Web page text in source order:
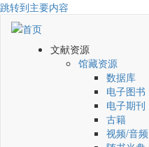
跳转到主要内容
文献资源
馆藏资源
数据库
电子图书
电子期刊
古籍
视频/音频